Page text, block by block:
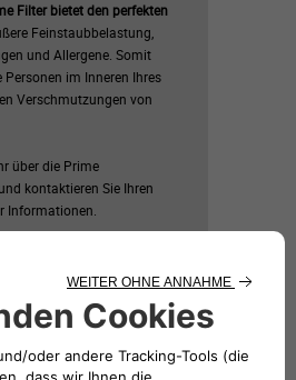
Filter bietet den perfekten
Feinstaubbelastung,
und Allergene. Somit
Personen im Inneren Ihres
Verschmutzungen von
über die Prime
kontaktieren Sie Ihren
Informationen.
Läuft ab
31
Dezember